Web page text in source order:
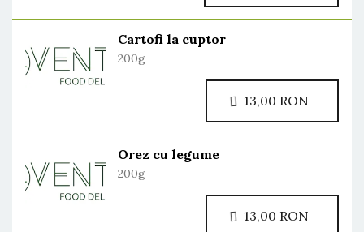
Cartofi la cuptor
200g
Orez cu legume
200g